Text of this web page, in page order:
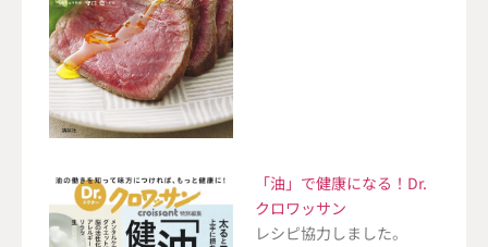
「油」で健康になる！Dr.
クロワッサン
レシピ協力しました。